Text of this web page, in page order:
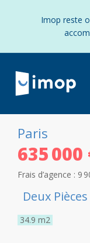
Imop reste
Paris
635 000
Frais d’agence : 9
Deux
34.9 m2